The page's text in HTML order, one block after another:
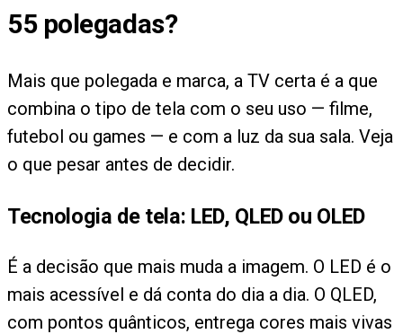
55 polegadas?
Mais que polegada e marca, a TV certa é a que
combina o tipo de tela com o seu uso — filme,
futebol ou games — e com a luz da sua sala. Veja
o que pesar antes de decidir.
Tecnologia de tela: LED, QLED ou OLED
É a decisão que mais muda a imagem. O LED é o
mais acessível e dá conta do dia a dia. O QLED,
com pontos quânticos, entrega cores mais vivas